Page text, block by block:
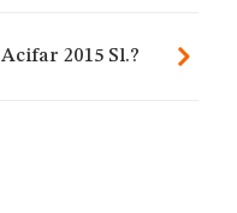
2015 Sl.?